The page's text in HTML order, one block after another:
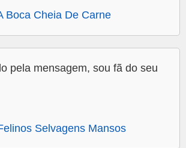
Boca Cheia De Carne
pela mensagem, sou fã do seu
Selvagens Mansos